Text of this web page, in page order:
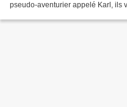
pseudo-aventurier appelé Karl, ils